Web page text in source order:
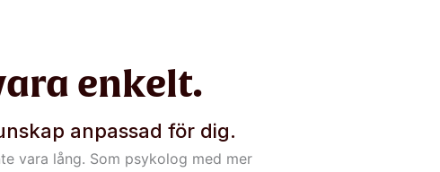
enkelt.
anpassad för dig.
vara lång. Som psykolog med mer